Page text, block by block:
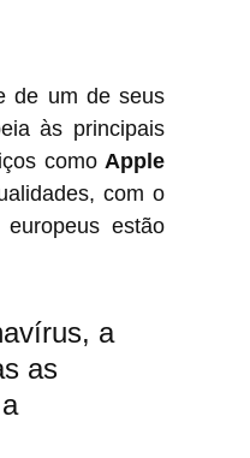
de um de seus
às principais
como Apple
com o
estão
a
as